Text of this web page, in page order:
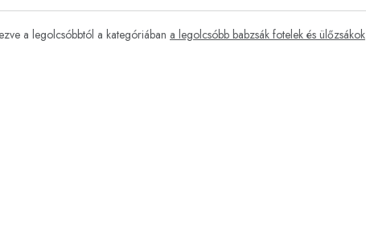
a legolcsóbbtól a kategóriában a legolcsóbb babzsák fotelek és ülőzsákok